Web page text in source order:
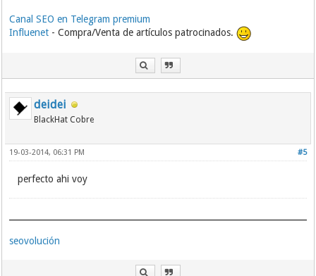
Canal SEO en Telegram premium
Influenet - Compra/Venta de artículos patrocinados.
deidei
BlackHat Cobre
#5
19-03-2014, 06:31 PM
perfecto ahi voy
seovolución